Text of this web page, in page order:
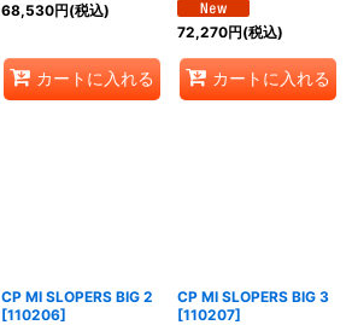
68,530円(税込)
カートに入れる
72,270円(税込)
カートに入れる
CP MI SLOPERS BIG 2
[110206]
CP MI SLOPERS BIG 3
[110207]